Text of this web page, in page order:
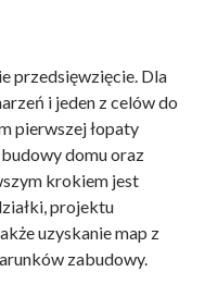
przedsięwzięcie. Dla
i jeden z celów do
pierwszej łopaty
domu oraz
krokiem jest
projektu
uzyskanie map z
zabudowy.